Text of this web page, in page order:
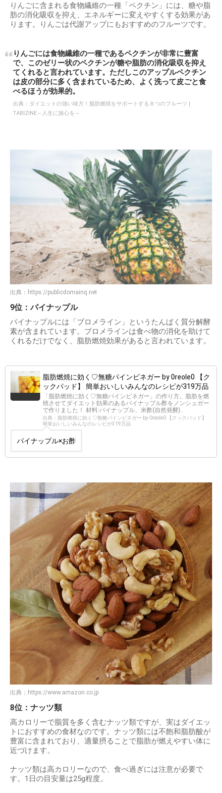
りんごに含まれる食物繊維の一種「ペクチン」には、糖や脂
肪の消化吸収を抑え、エネルギーに変えやすくする効果があ
ります。りんごは代謝アップにもおすすめのフルーツです。
りんごには食物繊維の一種であるペクチンが非常に豊富
で、このゼリー状のペクチンが糖や脂肪の消化吸収を抑え
てくれると言われています。ただしこのアップルペクチン
は皮の部分に多く含まれているため、よく洗って皮ごと食
べるほうが効果的。
出典： ダイエットの強い味方！脂肪燃焼をサポートする８つのフルーツ |
TABIZINE～人生に旅心を～
出典： https://publicdomainq.net
9位：パイナップル
パイナップルには「ブロメライン」というたんぱく質分解酵
素が含まれています。ブロメラインは食べ物の消化を助けて
くれるだけでなく、脂肪燃焼効果があると言われています。
脂肪燃焼に効く♡無糖パインビネガー by 0reole0 【ク
ックパッド】 簡単おいしいみんなのレシピが319万品
「脂肪燃焼に効く♡無糖パインビネガー」の作り方。脂肪を燃
焼させてダイエット効果のあるパイナップル酢をノンシュガー
で作りました！ 材料:パイナップル、米酢(自然発酵)..
出典：脂肪燃焼に効く♡無糖パインビネガー by 0reole0 【クックパッド】
簡単おいしいみんなのレシピが319万品
パイナップル×お酢
出典： https://www.amazon.co.jp
8位：ナッツ類
高カロリーで脂質を多く含むナッツ類ですが、実はダイエッ
トにおすすめの食材なのです。ナッツ類には不飽和脂肪酸が
豊富に含まれており、適量摂ることで脂肪が燃えやすい体に
近づけます。
ナッツ類は高カロリーなので、食べ過ぎには注意が必要で
す。1日の目安量は25g程度。